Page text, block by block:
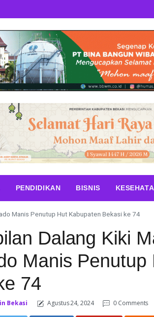
PENDIDIKAN BISNIS
Manis Penutup Hut Kabupaten Bekasi ke 74
Dalang Kiki
Manis Penutup
74
Bekasi Agustus 24, 2024 0 Comments